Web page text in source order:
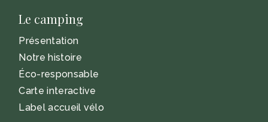
Le camping
Présentation
Notre histoire
Éco-responsable
Carte interactive
Label accueil vélo